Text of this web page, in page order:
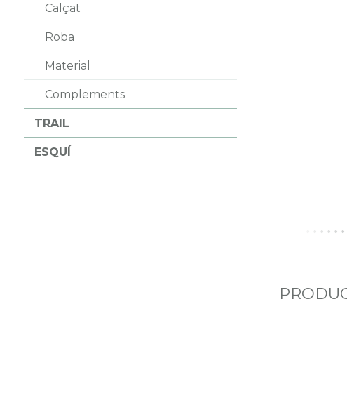
Calçat
Roba
Material
Complements
TRAIL
ESQUÍ